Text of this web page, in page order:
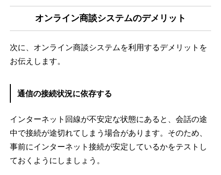
オンライン商談システムのデメリット
次に、オンライン商談システムを利用するデメリットを
お伝えします。
通信の接続状況に依存する
インターネット回線が不安定な状態にあると、会話の途
中で接続が途切れてしまう場合があります。そのため、
事前にインターネット接続が安定しているかをテストし
ておくようにしましょう。